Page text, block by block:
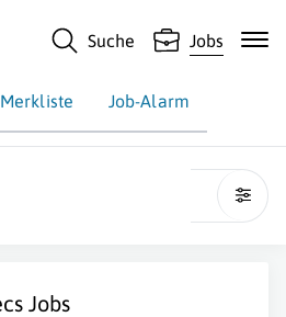
Suche Jobs
Merkliste Job-Alarm
Jobs